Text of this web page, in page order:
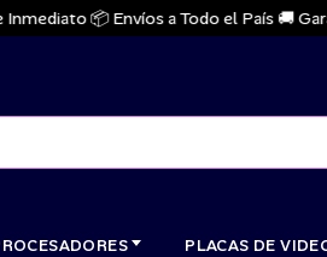
📦 Envíos a Todo el País 🚚
PLACAS DE